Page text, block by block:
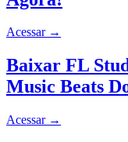
Acessar →
Baixar FL
Music Beats
Acessar →